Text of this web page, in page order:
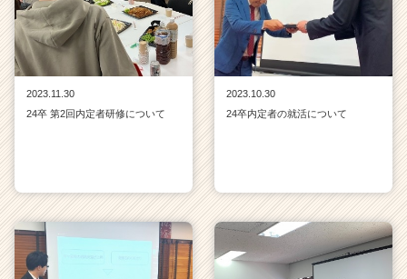
2023.11.30
24卒 第2回内定者研修について
2023.10.30
24卒内定者の就活について